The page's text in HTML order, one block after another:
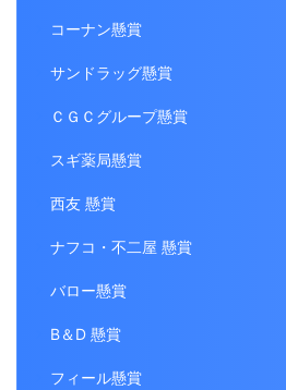
コーナン懸賞
サンドラッグ懸賞
ＣＧＣグループ懸賞
スギ薬局懸賞
西友 懸賞
ナフコ・不二屋 懸賞
バロー懸賞
B＆D 懸賞
フィール懸賞